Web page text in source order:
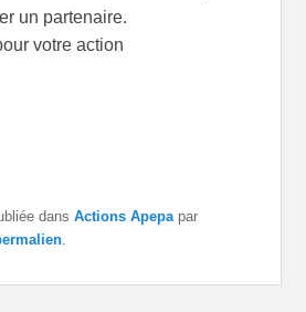
un partenaire.
votre action
dansActions Apepa par